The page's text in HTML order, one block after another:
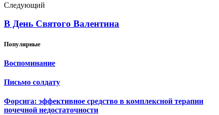
Следующий
В День Святого Валентина
Популярные
Воспоминание
Письмо солдату
Форсига: эффективное средство в комплексной терапии
почечной недостаточности